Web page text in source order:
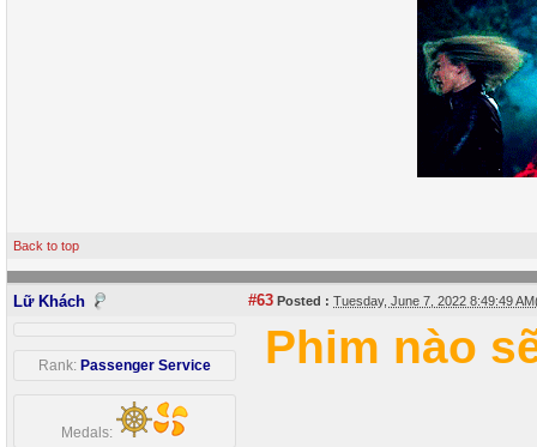
Back to top
Lữ Khách #63 Posted : Tuesday, June 7, 2022 8:49:49
Rank: Passenger Service
Medals:
Phim nào